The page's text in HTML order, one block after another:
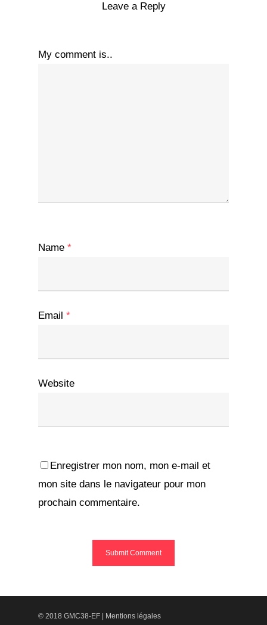
Leave a Reply
My comment is..
Name *
Email *
Website
Enregistrer mon nom, mon e-mail et
mon site dans le navigateur pour mon
prochain commentaire.
© 2018 GMC38-EF | Mentions légales